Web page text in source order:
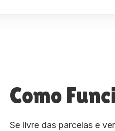
Como
Se livre das parcelas e